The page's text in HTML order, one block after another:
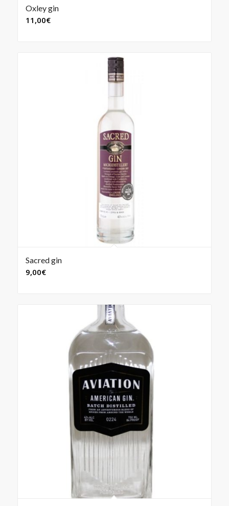
Oxley gin
11,00€
Sacred gin
9,00€